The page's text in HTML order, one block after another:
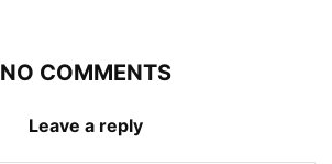
NO COMMENTS
Leave a reply